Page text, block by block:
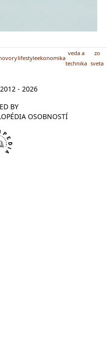
lifestyleekonomika
veda a
technika
zo
sveta
- 2026
BY
OSOBNOSTÍ